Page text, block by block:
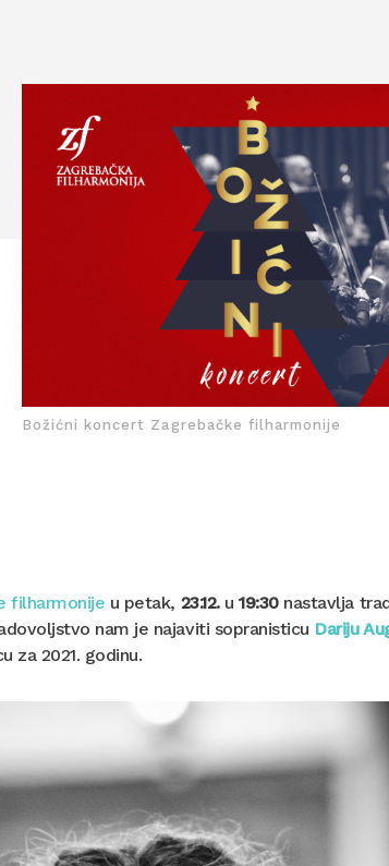
Božićni koncert Zagrebačke filharmonije
filharmonije u petak, 23.12. u19:30nastavlja
nam je najaviti sopranisticu Dariju
za 2021. godinu.